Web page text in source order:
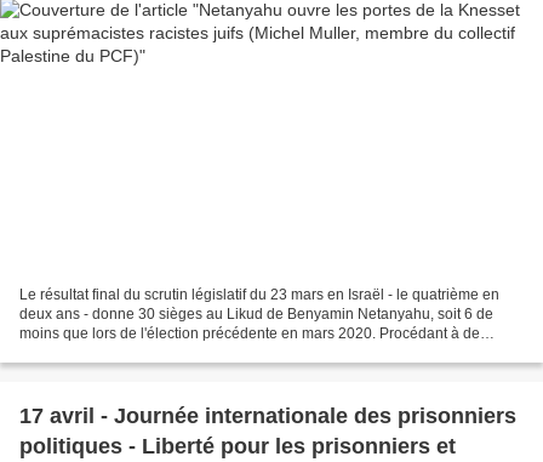
Le résultat final du scrutin législatif du 23 mars en Israël - le quatrième en
deux ans - donne 30 sièges au Likud de Benyamin Netanyahu, soit 6 de
moins que lors de l'élection précédente en mars 2020. Procédant à de
17 avril - Journée internationale des prisonniers
politiques - Liberté pour les prisonniers et